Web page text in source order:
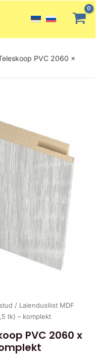
PVC 2060 x
/ Laiendusliist MDF
tk) – komplekt
PVC 2060 x